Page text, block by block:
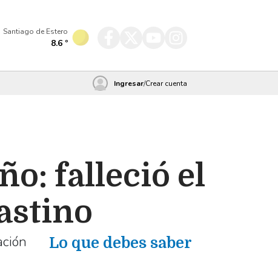
Santiago de Estero
8.6 º
Ingresar/Crear cuenta
falleció el
Lo que debes saber